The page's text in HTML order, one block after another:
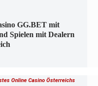
GG.BET mit
Spielen mit Dealern
Online Casino Österreichs